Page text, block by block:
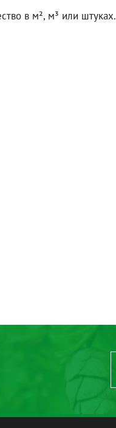
в м², м³ или штуках.